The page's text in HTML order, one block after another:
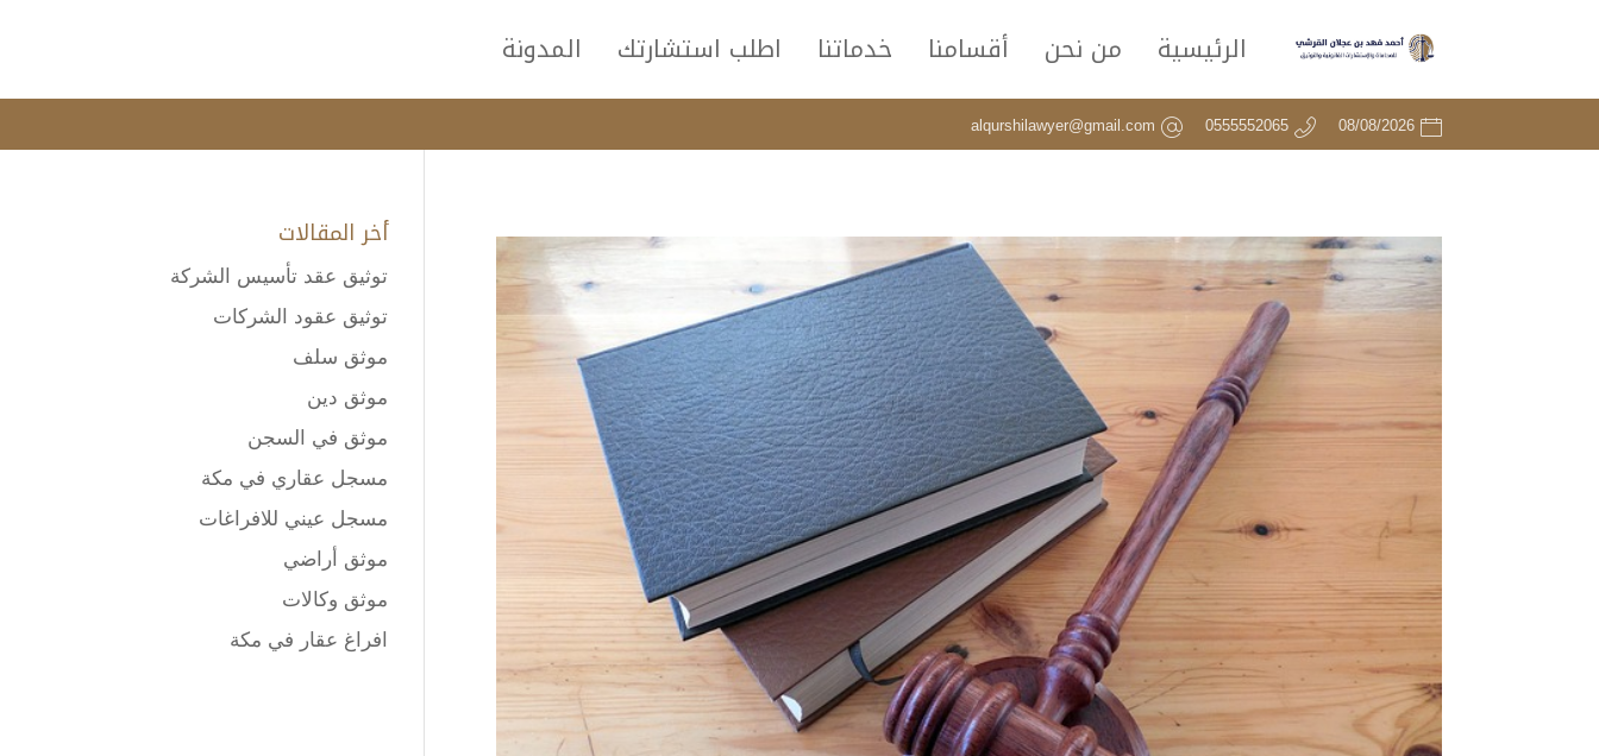
الرئيسية من نحن أقسامنا خدماتنا اطلب استشارتك المدونة
08/08/2026
0555552065
alqurshilawyer@gmail.com
أخر المقالات
توثيق عقد تأسيس الشركة
توثيق عقود الشركات
موثق سلف
موثق دين
موثق في السجن
مسجل عقاري في مكة
مسجل عيني للافراغات
موثق أراضي
موثق وكالات
افراغ عقار في مكة